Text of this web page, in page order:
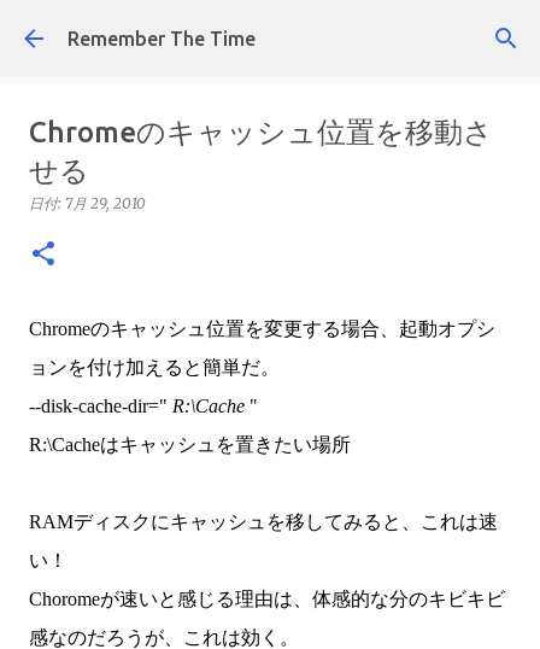
スキップしてメイン コンテンツに移動
Remember The Time
Chromeのキャッシュ位置を移動さ
せる
日付: 7月 29, 2010
Chromeのキャッシュ位置を変更する場合、起動オプシ
ョンを付け加えると簡単だ。
--disk-cache-dir=" R:\Cache "
R:\Cacheはキャッシュを置きたい場所
RAMディスクにキャッシュを移してみると、これは速
い！
Choromeが速いと感じる理由は、体感的な分のキビキビ
感なのだろうが、これは効く。